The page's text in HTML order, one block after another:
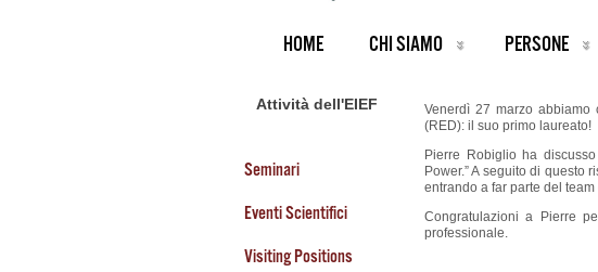
HOME CHI SIAMO PERSONE
Attività dell'EIEF
Seminari
Eventi Scientifici
Visiting Positions
Venerdì 27 marzo abbiamo
(RED): il suo primo laureato!
Pierre Robiglio ha
Power.” A seguito di questo
entrando a far parte del
Congratulazioni a Pierre
professionale.